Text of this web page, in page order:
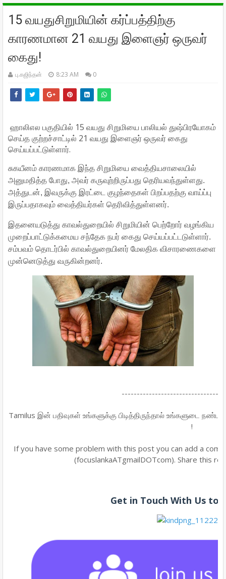
15 வயதுசிறுமியின் கர்ப்பத்திற்கு
காரணமான 21 வயது இளைஞர் ஒருவர்
கைது!
பு.கஜிந்தன் 8:23 AM 0
ஹாலிஎல பகுதியில் 15 வயது சிறுமியை பாலியல் துஷ்பிரயோகம்
செய்த குற்றச்சாட்டில் 21 வயது இளைஞர் ஒருவர் கைது
செய்யப்பட்டுள்ளார்.
சுகயீனம் காரணமாக இந்த சிறுமியை வைத்தியசாலையில்
அனுமதித்த போது, அவர் கருவுற்றிருப்பது தெரியவந்துள்ளது.
அத்துடன், இவருக்கு இரட்டை குழந்தைகள் பிறப்பதற்கு வாய்ப்பு
இருப்பதாகவும் வைத்தியர்கள் தெரிவித்துள்ளனர்.
இதனையடுத்து காவல்துறையில் சிறுமியின் பெற்றோர் வழங்கிய
முறைப்பாட்டுக்கமைய சந்தேக நபர் கைது செய்யப்பட்டடுள்ளார்.
சம்பவம் தொடர்பில் காவல்துறையினர் மேலதிக விசாரணைகளை
முன்னெடுத்து வருகின்றனர்.
Tamilus இன் பதிவுகள் உங்களுக்கு பிடித்திருந்தால் உங்களுடை
!
If you have some problem with this post you can add a
(focuslankaATgmailDOTcom). Share this
Get in Touch With Us to